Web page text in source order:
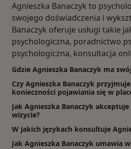
Agnieszka Banaczyk to
swojego doświadczenia i
Banaczyk oferuje usługi takie
psychologiczna, poradnictwo
psychologiczna, konsultacja
Gdzie Agnieszka Banaczyk ma
Czy Agnieszka Banaczyk
konieczności pojawiania się w
Jak Agnieszka Banaczyk akceptuje
wizycie?
W jakich językach konsultuje
Jak Agnieszka Banaczyk umawia